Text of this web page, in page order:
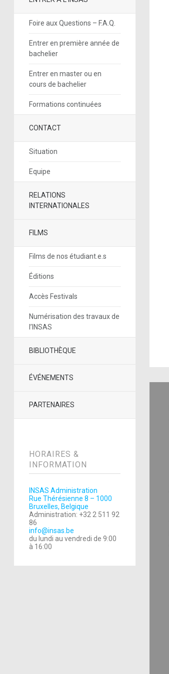
Foire aux Questions – F.A.Q.
Entrer en première année de
bachelier
Entrer en master ou en
cours de bachelier
Formations continuées
CONTACT
Situation
Equipe
RELATIONS
INTERNATIONALES
FILMS
Films de nos étudiant.e.s
Éditions
Accès Festivals
Numérisation des travaux de
l’INSAS
BIBLIOTHÈQUE
ÉVÉNEMENTS
PARTENAIRES
HORAIRES &
INFORMATION
INSAS Administration
Rue Thérésienne 8 – 1000
Bruxelles, Belgique
Administration: +32 2 511 92
86
info@insas.be
du lundi au vendredi de 9:00
à 16:00